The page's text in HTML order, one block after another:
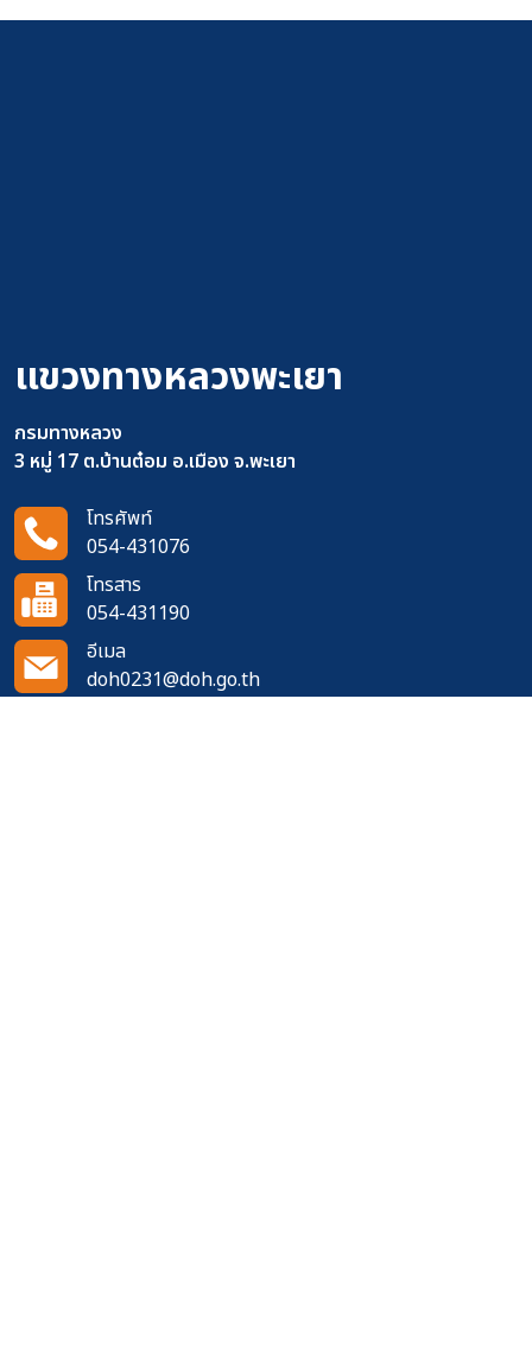
แขวงทางหลวงพะเยา
กรมทางหลวง
3 หมู่ 17 ต.บ้านต๋อม อ.เมือง จ.พะเยา
โทรศัพท์
054-431076
โทรสาร
054-431190
อีเมล
doh0231@doh.go.th